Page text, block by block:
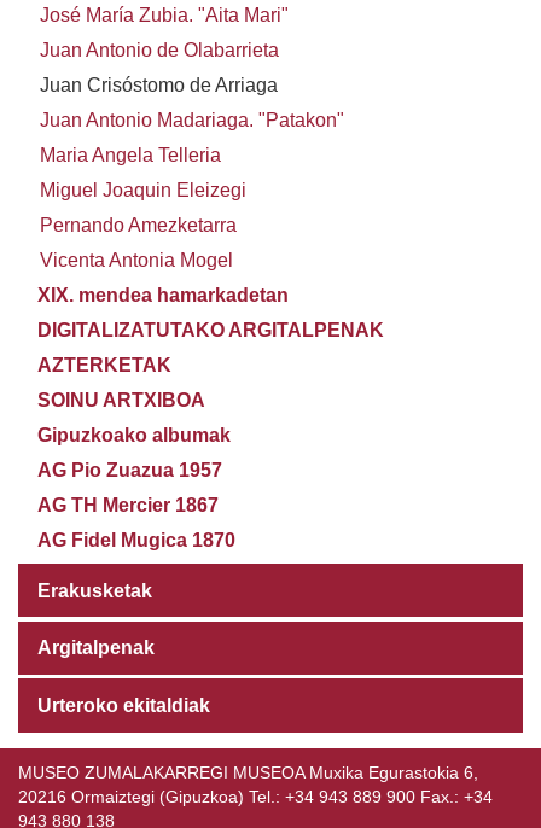
José María Zubia. "Aita Mari"
Juan Antonio de Olabarrieta
Juan Crisóstomo de Arriaga
Juan Antonio Madariaga. "Patakon"
Maria Angela Telleria
Miguel Joaquin Eleizegi
Pernando Amezketarra
Vicenta Antonia Mogel
XIX. mendea hamarkadetan
DIGITALIZATUTAKO ARGITALPENAK
AZTERKETAK
SOINU ARTXIBOA
Gipuzkoako albumak
AG Pio Zuazua 1957
AG TH Mercier 1867
AG Fidel Mugica 1870
Erakusketak
Argitalpenak
Urteroko ekitaldiak
MUSEO ZUMALAKARREGI MUSEOA Muxika Egurastokia 6,
20216 Ormaiztegi (Gipuzkoa) Tel.: +34 943 889 900 Fax.: +34
943 880 138